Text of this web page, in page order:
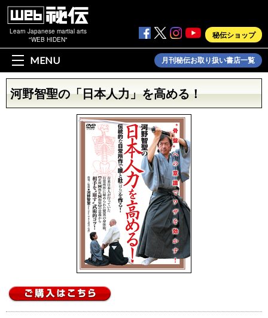
Learn Japanese martial arts
"WEB HIDEN"
秘伝ショップ
MENU 月刊秘伝お取り扱い書店一覧
河野智聖の「日本人力」を高める！